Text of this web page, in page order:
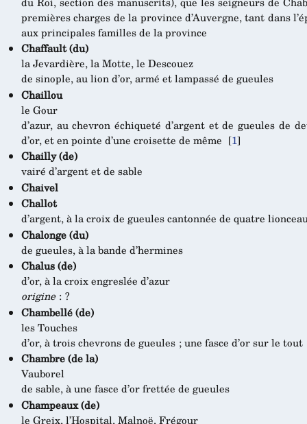
premières charges de la province d’Auvergne, tant dans
aux principales familles de la province
Chaffault (du)
la Jevardière, la Motte, le Descouez
de sinople, au lion d’or, armé et lampassé de gueules
Chaillou
le Gour
d’azur, au chevron échiqueté d’argent et de gueules de
d’or, et en pointe d’une croisette de même [1]
Chailly (de)
vairé d’argent et de sable
Chaivel
Challot
d’argent, à la croix de gueules cantonnée de quatre
Chalonge (du)
de gueules, à la bande d’hermines
Chalus (de)
d’or, à la croix engreslée d’azur
origine: ?
Chambellé (de)
les Touches
d’or, à trois chevrons de gueules ; une fasce d’or sur le tout
Chambre (de la)
Vauborel
de sable, à une fasce d’or frettée de gueules
Champeaux (de)
le Greix, l’Hospital, Malnoë, Frégour